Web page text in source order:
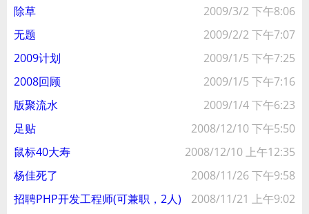
除草
2009/3/2 下午8:06
无题
2009/2/2 下午7:07
2009计划
2009/1/5 下午7:25
2008回顾
2009/1/5 下午7:16
版聚流水
2009/1/4 下午6:23
足贴
2008/12/10 下午5:50
鼠标40大寿
2008/12/10 上午12:35
杨佳死了
2008/11/26 下午9:58
招聘PHP开发工程师(可兼职，2人)
2008/11/21 上午9:02